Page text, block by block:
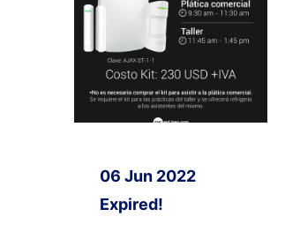
06 Jun 2022
Expired!